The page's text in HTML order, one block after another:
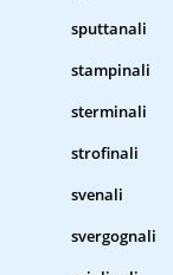
sputtanali
stampinali
sterminali
strofinali
svenali
svergognali